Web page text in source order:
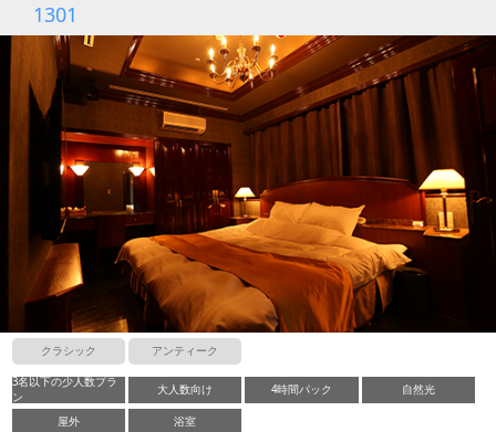
1301
クラシック アンティーク
3名以下の少人数プラ
ン
大人数向け 4時間パック 自然光
屋外 浴室